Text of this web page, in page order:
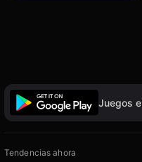
Juegos
Tendencias ahora